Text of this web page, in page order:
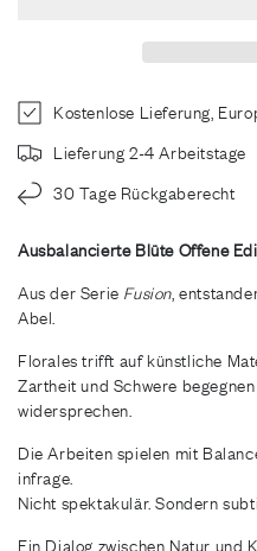
Kostenlose Lieferung,
Lieferung 2-4 Arbeitstage
30 Tage Rückgaberecht
Ausbalancierte Blüte Offene
Aus der Serie Fusion ,
Abel.
Florales trifft auf künstliche
Zartheit und Schwere
widersprechen.
Die Arbeiten spielen mit
infrage.
Nicht spektakulär. Sondern
Ein Dialog zwischen Natur und